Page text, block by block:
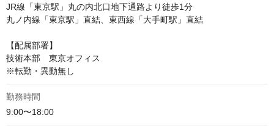
JR線「東京駅」丸の内北口地下通路より徒歩1分
丸ノ内線「東京駅」直結、東西線「大手町駅」直結
【配属部署】
技術本部　東京オフィス
※転勤・異動無し
勤務時間
9:00〜18:00